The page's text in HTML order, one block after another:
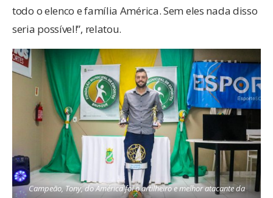
todo o elenco e família América. Sem eles nada disso
seria possível!”, relatou.
Campeão, Tony, do América foi o artilheiro e melhor atacante da